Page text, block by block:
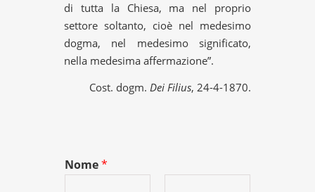
di tutta la Chiesa, ma nel proprio
settore soltanto, cioè nel medesimo
dogma, nel medesimo significato,
nella medesima affermazione”.
Cost. dogm. Dei Filius, 24-4-1870.
Nome*